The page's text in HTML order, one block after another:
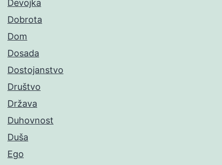
Devojka
Dobrota
Dom
Dosada
Dostojanstvo
Društvo
Država
Duhovnost
Duša
Ego